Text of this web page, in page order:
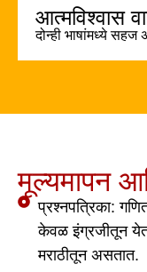
आत्मविश्वास
दोन्ही भाषांमध्ये सहज
मूल्यमापन
प्रश्नपत्रिका:
केवळ इंग्रजीतून
मराठीतून असतात.